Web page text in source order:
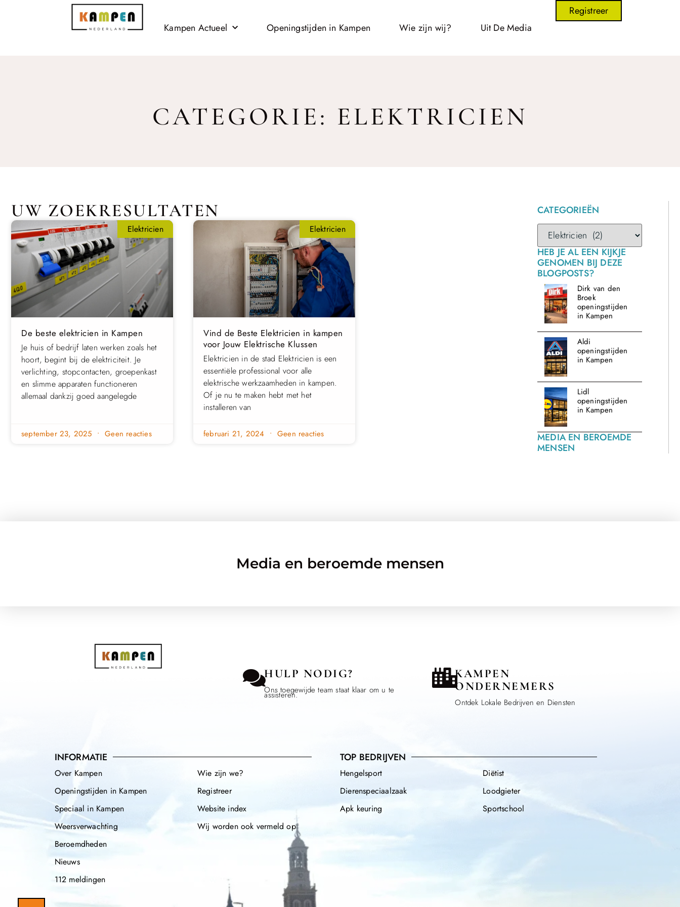
Kampen Actueel Openingstijden in Kampen Wie zijn wij? Uit De Media
Registreer
CATEGORIE: ELEKTRICIEN
UW ZOEKRESULTATEN
Elektricien
De beste elektricien in Kampen
Je huis of bedrijf laten werken zoals het
hoort, begint bij de elektriciteit. Je
verlichting, stopcontacten, groepenkast
en slimme apparaten functioneren
allemaal dankzij goed aangelegde
september 23, 2025 Geen reacties
Elektricien
Vind de Beste Elektricien in kampen
voor Jouw Elektrische Klussen
Elektricien in de stad Elektricien is een
essentiële professional voor alle
elektrische werkzaamheden in kampen.
Of je nu te maken hebt met het
installeren van
februari 21, 2024 Geen reacties
CATEGORIEËN
HEB JE AL EEN KIJKJE
GENOMEN BIJ DEZE
BLOGPOSTS?
Dirk van den
Broek
openingstijden
in Kampen
Aldi
openingstijden
in Kampen
Lidl
openingstijden
in Kampen
MEDIA EN BEROEMDE
MENSEN
Media en beroemde mensen
HULP NODIG?
Ons toegewijde team staat klaar om u te
assisteren.
KAMPEN
ONDERNEMERS
Ontdek Lokale Bedrijven en Diensten
INFORMATIE
Over Kampen
Openingstijden in Kampen
Speciaal in Kampen
Weersverwachting
Beroemdheden
Nieuws
112 meldingen
Wie zijn we?
Registreer
Website index
Wij worden ook vermeld op
TOP BEDRIJVEN
Hengelsport
Dierenspeciaalzaak
Apk keuring
Diëtist
Loodgieter
Sportschool